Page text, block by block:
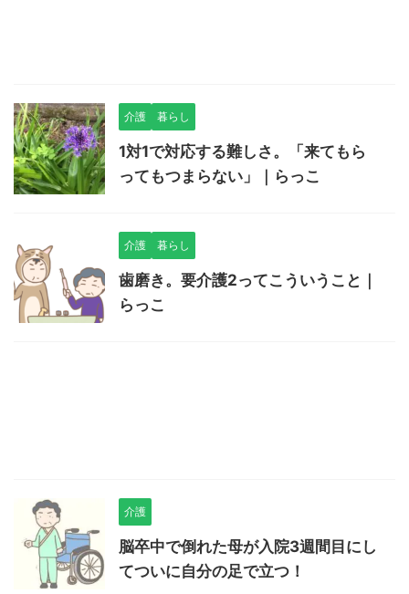
介護 暮らし
1対1で対応する難しさ。「来てもら
ってもつまらない」｜らっこ
介護 暮らし
歯磨き。要介護2ってこういうこと｜
らっこ
介護
脳卒中で倒れた母が入院3週間目にし
てついに自分の足で立つ！